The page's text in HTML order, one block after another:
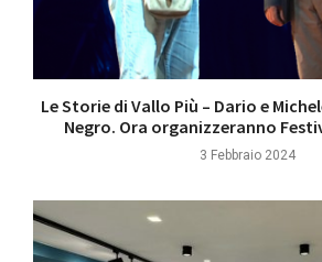
Le Storie di Vallo Più – Dario e
Negro. Ora organizzeranno
3 Febbraio 2024